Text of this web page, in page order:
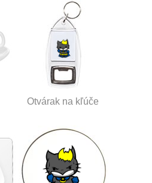
Otvárak na kľúče